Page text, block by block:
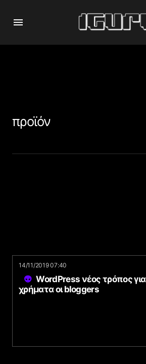
προϊόν
14/11/2019 07:40
WordPress νέος τρόπος
χρήματα οι bloggers